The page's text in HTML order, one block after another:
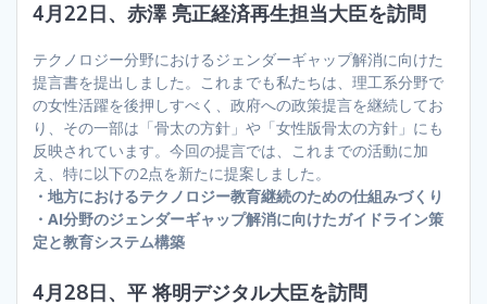
4月22日、赤澤 亮正経済再生担当大臣を訪問
テクノロジー分野におけるジェンダーギャップ解消に向けた
提言書を提出しました。これまでも私たちは、理工系分野で
の女性活躍を後押しすべく、政府への政策提言を継続してお
り、その一部は「骨太の方針」や「女性版骨太の方針」にも
反映されています。今回の提言では、これまでの活動に加
え、特に以下の2点を新たに提案しました。
・地方におけるテクノロジー教育継続のための仕組みづくり
・AI分野のジェンダーギャップ解消に向けたガイドライン策
定と教育システム構築
4月28日、平 将明デジタル大臣を訪問